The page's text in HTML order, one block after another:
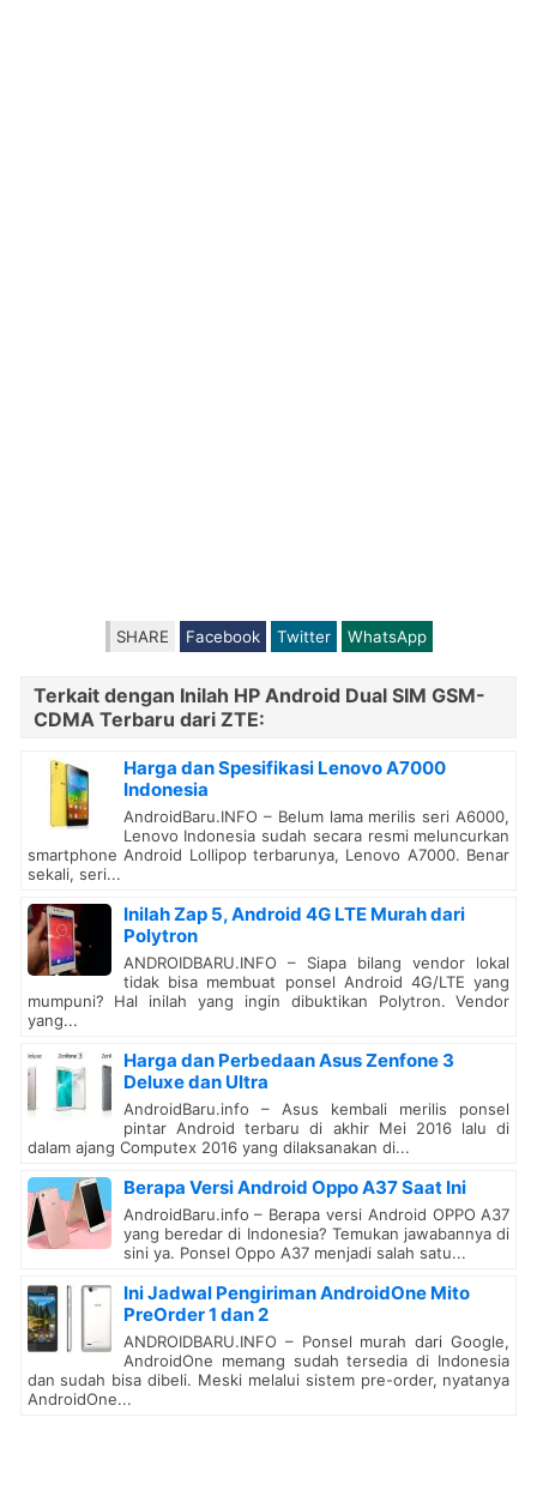
SHARE Facebook Twitter WhatsApp
Terkait dengan Inilah HP Android Dual SIM GSM-
CDMA Terbaru dari ZTE:
Harga dan Spesifikasi Lenovo A7000
Indonesia
AndroidBaru.INFO – Belum lama merilis seri A6000,
Lenovo Indonesia sudah secara resmi meluncurkan
smartphone Android Lollipop terbarunya, Lenovo A7000. Benar
sekali, seri...
Inilah Zap 5, Android 4G LTE Murah dari
Polytron
ANDROIDBARU.INFO – Siapa bilang vendor lokal
tidak bisa membuat ponsel Android 4G/LTE yang
mumpuni? Hal inilah yang ingin dibuktikan Polytron. Vendor
yang...
Harga dan Perbedaan Asus Zenfone 3
Deluxe dan Ultra
AndroidBaru.info – Asus kembali merilis ponsel
pintar Android terbaru di akhir Mei 2016 lalu di
dalam ajang Computex 2016 yang dilaksanakan di...
Berapa Versi Android Oppo A37 Saat Ini
AndroidBaru.info – Berapa versi Android OPPO A37
yang beredar di Indonesia? Temukan jawabannya di
sini ya. Ponsel Oppo A37 menjadi salah satu...
Ini Jadwal Pengiriman AndroidOne Mito
PreOrder 1 dan 2
ANDROIDBARU.INFO – Ponsel murah dari Google,
AndroidOne memang sudah tersedia di Indonesia
dan sudah bisa dibeli. Meski melalui sistem pre-order, nyatanya
AndroidOne...